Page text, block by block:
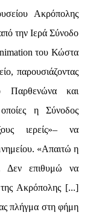
Ακρόπολης
την Ιερά Σύνοδο
του Κώστα
παρουσιάζοντας
Παρθενώνα και
οποίες η Σύνοδος
ιερείς»– να
«Απαιτώ η
Δεν επιθυμώ να
Ακρόπολης [...]
πλήγμα στη φήμη